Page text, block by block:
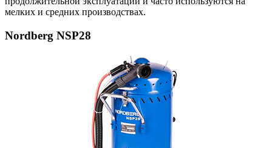
мелких и средних производствах.
Nordberg NSP28